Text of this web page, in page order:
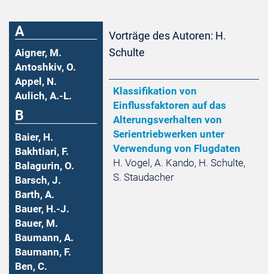
A
Aigner, M.
Antoshkiv, O.
Appel, N.
Aulich, A.-L.
B
Baier, H.
Bakhtiari, F.
Balagurin, O.
Barsch, J.
Barth, A.
Bauer, H.-J.
Bauer, M.
Baumann, A.
Baumann, F.
Ben, C.
Vorträge des Autoren: H.
Schulte
Klassifikation von
Einflussfaktoren auf das
Alterungsverhalten von
Serientriebwerken unter
Verwendung von Flugdaten
H. Vogel, A. Kando, H. Schulte,
S. Staudacher